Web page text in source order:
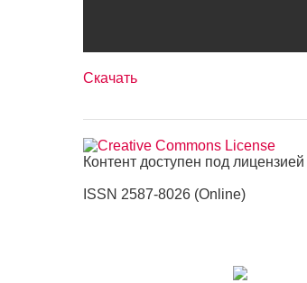
Скачать
Контент доступен под лицензией
ISSN 2587-8026 (Online)